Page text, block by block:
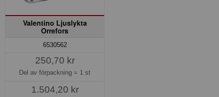
Valentino Ljuslykta
Orrefors
6530562
250,70 kr
Del av förpackning = 1 st
1.504,20 kr